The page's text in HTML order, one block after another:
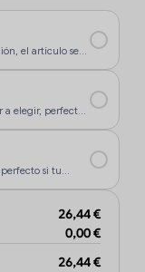
el artículo se
elegir, perfecto
si tu
26,44 €
0,00 €
26,44 €